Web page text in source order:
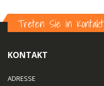
Treten Sie in Kontakt
KONTAKT
ADRESSE